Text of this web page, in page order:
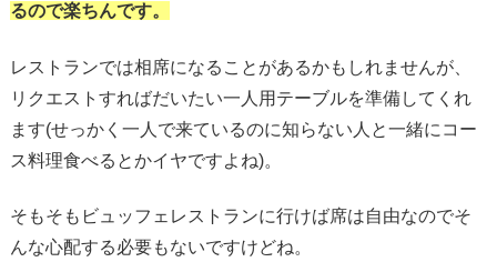
るので楽ちんです。
レストランでは相席になることがあるかもしれませんが、
リクエストすればだいたい一人用テーブルを準備してくれ
ます(せっかく一人で来ているのに知らない人と一緒にコー
ス料理食べるとかイヤですよね)。
そもそもビュッフェレストランに行けば席は自由なのでそ
んな心配する必要もないですけどね。